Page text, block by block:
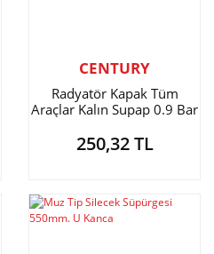
CENTURY
Radyatör Kapak Tüm
Araçlar Kalın Supap 0.9 Bar
250,32 TL